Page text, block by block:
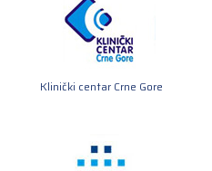
Klinički centar Crne Gore